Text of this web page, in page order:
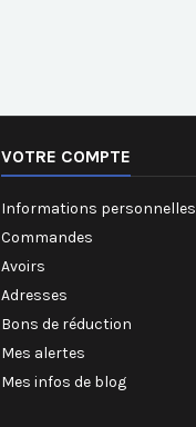
VOTRE COMPTE
Informations personnelles
Commandes
Avoirs
Adresses
Bons de réduction
Mes alertes
Mes infos de blog